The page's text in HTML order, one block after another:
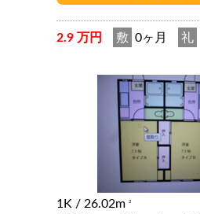
2.9 万円 敷 0ヶ月 礼
1K / 26.02m 2